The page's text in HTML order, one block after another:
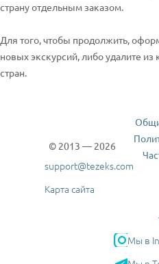
страну отдельным заказом.
Для того, чтобы продолжить,
новых экскурсий, либо удалите из
стран.
© 2013 — 2026
support@tezeks.com
Карта сайта
Мы в